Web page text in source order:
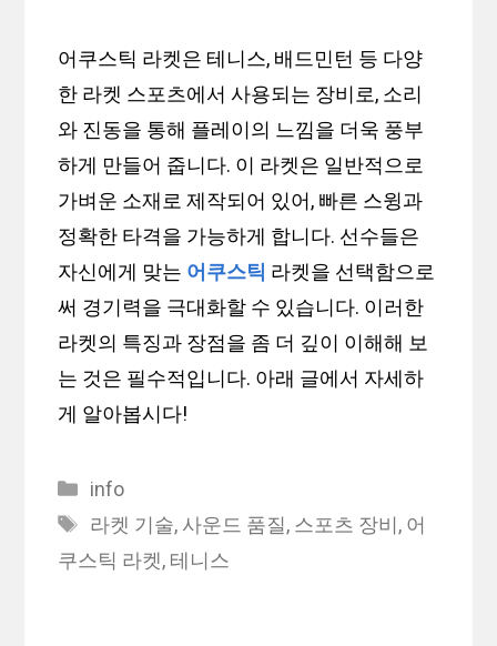
어쿠스틱 라켓은 테니스, 배드민턴 등 다양
한 라켓 스포츠에서 사용되는 장비로, 소리
와 진동을 통해 플레이의 느낌을 더욱 풍부
하게 만들어 줍니다. 이 라켓은 일반적으로
가벼운 소재로 제작되어 있어, 빠른 스윙과
정확한 타격을 가능하게 합니다. 선수들은
자신에게 맞는 어쿠스틱 라켓을 선택함으로
써 경기력을 극대화할 수 있습니다. 이러한
라켓의 특징과 장점을 좀 더 깊이 이해해 보
는 것은 필수적입니다. 아래 글에서 자세하
게 알아봅시다!
Categories
info
Tags
라켓 기술, 사운드 품질, 스포츠 장비, 어
쿠스틱 라켓, 테니스